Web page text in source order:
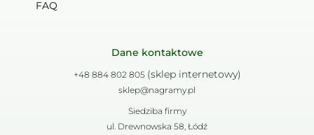
Dane kontaktowe
+48 884 802 805 (sklep internetowy)
sklep@nagramy.pl
Siedziba firmy
ul. Drewnowska 58, Łódź
FAQ